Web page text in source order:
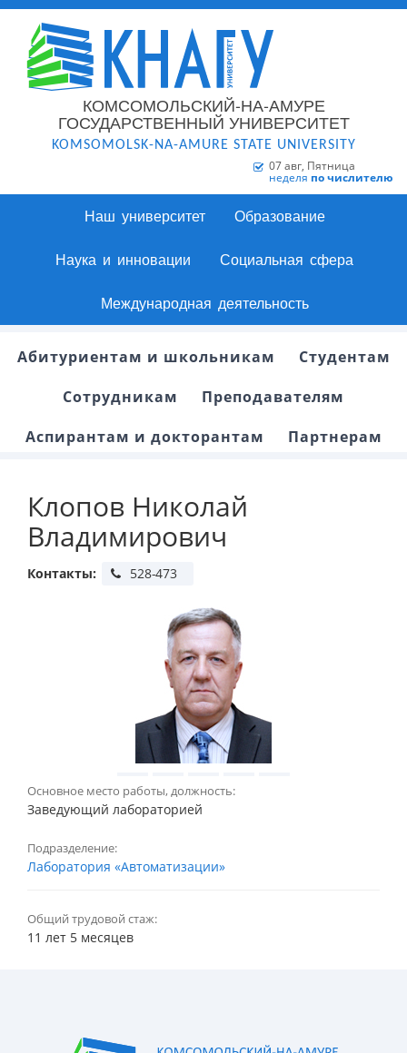
КОМСОМОЛЬСКИЙ-НА-АМУРЕ
ГОСУДАРСТВЕННЫЙ УНИВЕРСИТЕТ
KOMSOMOLSK-NA-AMURE STATE UNIVERSITY
07 авг, Пятница
неделя по числителю
Наш университет Образование
Наука и инновации Социальная сфера
Международная деятельность
Абитуриентам и школьникам
Студентам
Сотрудникам
Преподавателям
Аспирантам и докторантам
Партнерам
Клопов Николай
Владимирович
Контакты:
Основное место работы, должность:
Заведующий лабораторией
Подразделение:
Лаборатория «Автоматизации»
Общий трудовой стаж:
11 лет 5 месяцев